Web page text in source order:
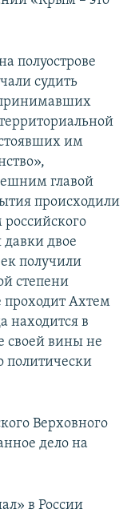
полуострове
судить
им
главой
происходили
давки двое
получили
степени
проходит Ахтем
находится в
своей вины не
политически
Верховного
дело на
в России